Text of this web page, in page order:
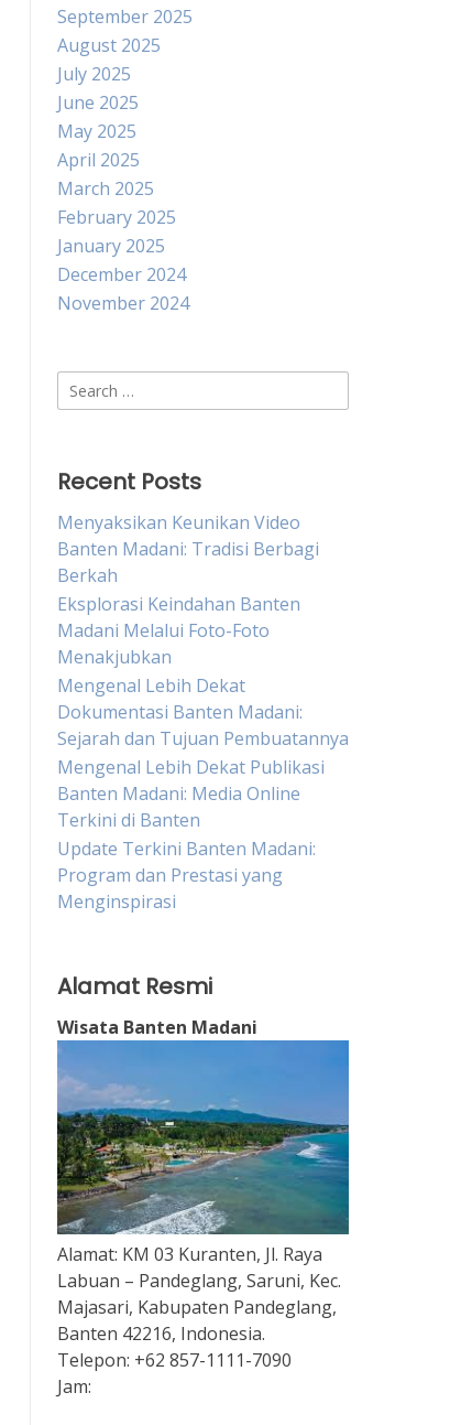
September 2025
August 2025
July 2025
June 2025
May 2025
April 2025
March 2025
February 2025
January 2025
December 2024
November 2024
Search
for:
Recent Posts
Menyaksikan Keunikan Video
Banten Madani: Tradisi Berbagi
Berkah
Eksplorasi Keindahan Banten
Madani Melalui Foto-Foto
Menakjubkan
Mengenal Lebih Dekat
Dokumentasi Banten Madani:
Sejarah dan Tujuan Pembuatannya
Mengenal Lebih Dekat Publikasi
Banten Madani: Media Online
Terkini di Banten
Update Terkini Banten Madani:
Program dan Prestasi yang
Menginspirasi
Alamat Resmi
Wisata Banten Madani
Alamat: KM 03 Kuranten, Jl. Raya
Labuan – Pandeglang, Saruni, Kec.
Majasari, Kabupaten Pandeglang,
Banten 42216, Indonesia.
Telepon: +62 857-1111-7090
Jam: